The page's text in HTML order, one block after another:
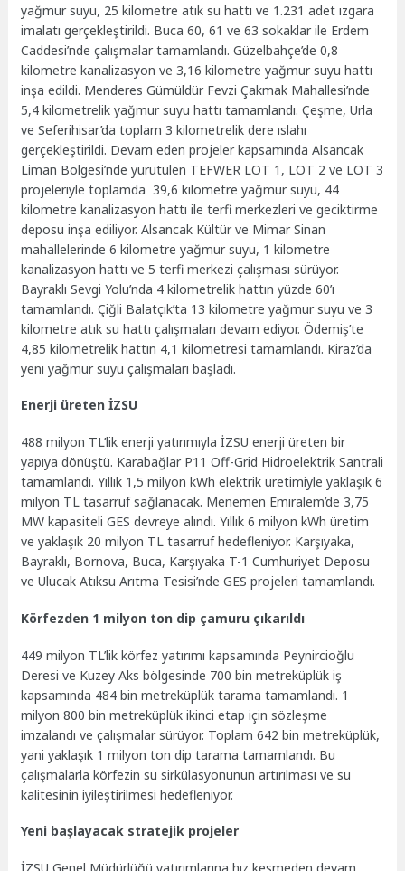
yağmur suyu, 25 kilometre atık su hattı ve 1.231 adet ızgara
imalatı gerçekleştirildi. Buca 60, 61 ve 63 sokaklar ile Erdem
Caddesi’nde çalışmalar tamamlandı. Güzelbahçe’de 0,8
kilometre kanalizasyon ve 3,16 kilometre yağmur suyu hattı
inşa edildi. Menderes Gümüldür Fevzi Çakmak Mahallesi’nde
5,4 kilometrelik yağmur suyu hattı tamamlandı. Çeşme, Urla
ve Seferihisar’da toplam 3 kilometrelik dere ıslahı
gerçekleştirildi. Devam eden projeler kapsamında Alsancak
Liman Bölgesi’nde yürütülen TEFWER LOT 1, LOT 2 ve LOT 3
projeleriyle toplamda 39,6 kilometre yağmur suyu, 44
kilometre kanalizasyon hattı ile terfi merkezleri ve geciktirme
deposu inşa ediliyor. Alsancak Kültür ve Mimar Sinan
mahallelerinde 6 kilometre yağmur suyu, 1 kilometre
kanalizasyon hattı ve 5 terfi merkezi çalışması sürüyor.
Bayraklı Sevgi Yolu’nda 4 kilometrelik hattın yüzde 60’ı
tamamlandı. Çiğli Balatçık’ta 13 kilometre yağmur suyu ve 3
kilometre atık su hattı çalışmaları devam ediyor. Ödemiş’te
4,85 kilometrelik hattın 4,1 kilometresi tamamlandı. Kiraz’da
yeni yağmur suyu çalışmaları başladı.
Enerji üreten İZSU
488 milyon TL’lik enerji yatırımıyla İZSU enerji üreten bir
yapıya dönüştü. Karabağlar P11 Off-Grid Hidroelektrik Santrali
tamamlandı. Yıllık 1,5 milyon kWh elektrik üretimiyle yaklaşık 6
milyon TL tasarruf sağlanacak. Menemen Emiralem’de 3,75
MW kapasiteli GES devreye alındı. Yıllık 6 milyon kWh üretim
ve yaklaşık 20 milyon TL tasarruf hedefleniyor. Karşıyaka,
Bayraklı, Bornova, Buca, Karşıyaka T-1 Cumhuriyet Deposu
ve Ulucak Atıksu Arıtma Tesisi’nde GES projeleri tamamlandı.
Körfezden 1 milyon ton dip çamuru çıkarıldı
449 milyon TL’lik körfez yatırımı kapsamında Peynircioğlu
Deresi ve Kuzey Aks bölgesinde 700 bin metreküplük iş
kapsamında 484 bin metreküplük tarama tamamlandı. 1
milyon 800 bin metreküplük ikinci etap için sözleşme
imzalandı ve çalışmalar sürüyor. Toplam 642 bin metreküplük,
yani yaklaşık 1 milyon ton dip tarama tamamlandı. Bu
çalışmalarla körfezin su sirkülasyonunun artırılması ve su
kalitesinin iyileştirilmesi hedefleniyor.
Yeni başlayacak stratejik projeler